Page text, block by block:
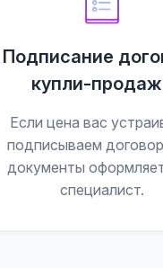
Подписание
купли-
Если цена вас
подписываем
документы
специалист.